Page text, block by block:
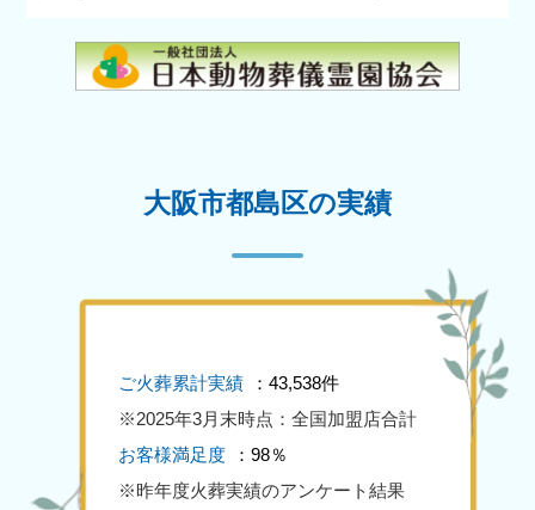
大阪市都島区の実績
ご火葬累計実績
：43,538件
※2025年3月末時点：全国加盟店合計
お客様満足度
：98％
※昨年度火葬実績のアンケート結果